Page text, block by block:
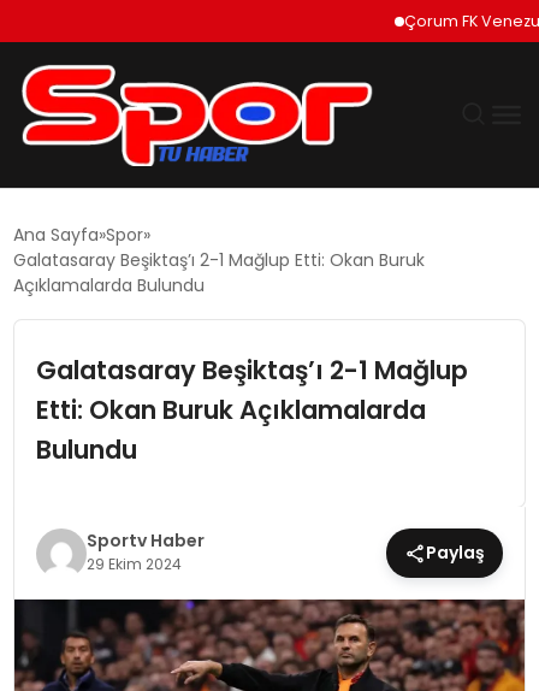
Çorum FK
DÜNYA
SIYASET
EĞITIM
MAGAZIN
SPOR
Ana Sayfa Spor
Galatasaray Beşiktaş’ı 2-1 Mağlup Etti: Okan Buruk
Açıklamalarda Bulundu
Galatasaray Beşiktaş’ı 2-1 Mağlup
Etti: Okan Buruk Açıklamalarda
Bulundu
Sportv Haber
29 Ekim 2024 Paylaş